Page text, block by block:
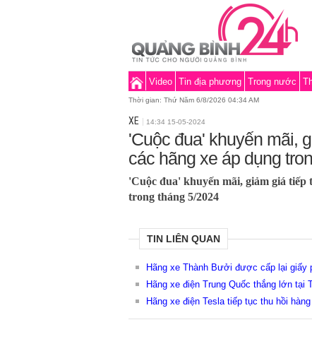
Video Tin địa phương Trong nước
Thời gian: Thứ Năm 6/8/2026 04:34 AM
XE 14:34 15-05-2024
'Cuộc đua' khuyến mãi,
các hãng xe áp dụng
'Cuộc đua' khuyến mãi, giảm giá tiếp
trong tháng 5/2024
TIN LIÊN QUAN
Hãng xe Thành Bưởi được cấp lại giấy
Hãng xe điện Trung Quốc thắng lớn tại
Hãng xe điện Tesla tiếp tục thu hồi